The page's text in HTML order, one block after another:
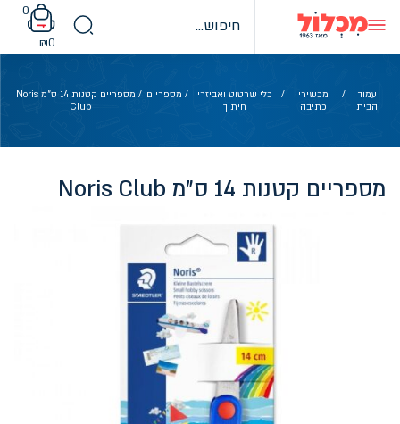
content
0
₪0
עמוד
הבית
/
מכשירי
כתיבה
/
כלי שרטוט ואביזרי
חיתוך
/ מספריים
/ מספריים קטנות 14 ס"מ Noris
Club
מספריים קטנות 14 ס"מ Noris Club